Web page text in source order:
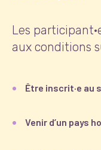
Les
aux conditions
Être inscrit·e au
Venir d’un pays